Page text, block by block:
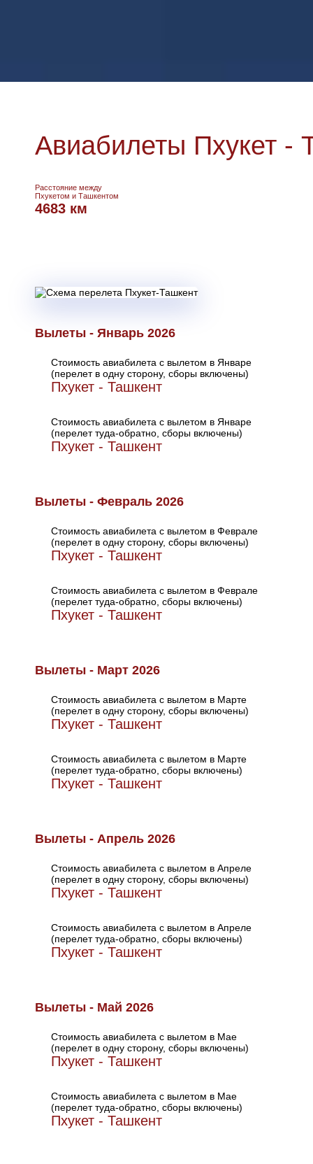
Авиабилеты Пхукет -
Расстояние между
Пхукетом и Ташкентом
4683 км
Вылеты - Январь 2026
Стоимость авиабилета с вылетом в Январе
(перелет в одну сторону, сборы включены)
Пхукет - Ташкент
Стоимость авиабилета с вылетом в Январе
(перелет туда-обратно, сборы включены)
Пхукет - Ташкент
Вылеты - Февраль 2026
Стоимость авиабилета с вылетом в Феврале
(перелет в одну сторону, сборы включены)
Пхукет - Ташкент
Стоимость авиабилета с вылетом в Феврале
(перелет туда-обратно, сборы включены)
Пхукет - Ташкент
Вылеты - Март 2026
Стоимость авиабилета с вылетом в Марте
(перелет в одну сторону, сборы включены)
Пхукет - Ташкент
Стоимость авиабилета с вылетом в Марте
(перелет туда-обратно, сборы включены)
Пхукет - Ташкент
Вылеты - Апрель 2026
Стоимость авиабилета с вылетом в Апреле
(перелет в одну сторону, сборы включены)
Пхукет - Ташкент
Стоимость авиабилета с вылетом в Апреле
(перелет туда-обратно, сборы включены)
Пхукет - Ташкент
Вылеты - Май 2026
Стоимость авиабилета с вылетом в Мае
(перелет в одну сторону, сборы включены)
Пхукет - Ташкент
Стоимость авиабилета с вылетом в Мае
(перелет туда-обратно, сборы включены)
Пхукет - Ташкент